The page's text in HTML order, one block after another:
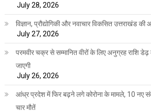
July 28, 2026
विज्ञान, प्रौद्योगिकी और नवाचार विकसित उत्तराखंड की
July 27, 2026
परमवीर चक्र से सम्मानित वीरों के लिए अनुग्रह राशि
जाएगी
July 26, 2026
आंध्र प्रदेश में फिर बढ़ने लगे कोरोना के मामले, 10 नए
चार मौतें